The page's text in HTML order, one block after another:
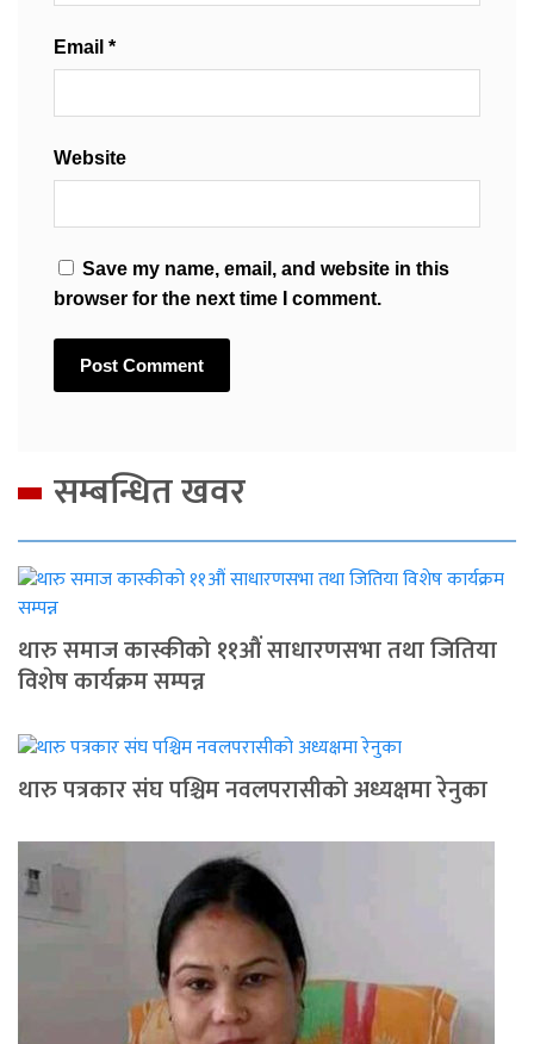
Email *
Website
Save my name, email, and website in this
browser for the next time I comment.
सम्बन्धित खवर
थारु समाज कास्कीको ११औं साधारणसभा तथा जितिया
विशेष कार्यक्रम सम्पन्न
थारु पत्रकार संघ पश्चिम नवलपरासीको अध्यक्षमा रेनुका